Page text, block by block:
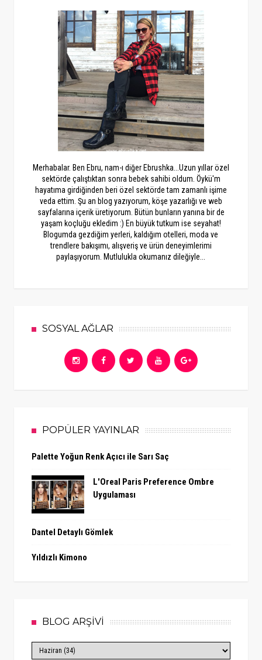
Merhabalar. Ben Ebru, nam-ı diğer Ebrushka...Uzun yıllar özel
sektörde çalıştıktan sonra bebek sahibi oldum. Öykü'm
hayatıma girdiğinden beri özel sektörde tam zamanlı işime
veda ettim. Şu an blog yazıyorum, köşe yazarlığı ve web
sayfalarına içerik üretiyorum. Bütün bunların yanına bir de
yaşam koçluğu ekledim :) En büyük tutkum ise seyahat!
Blogumda gezdiğim yerleri, kaldığım otelleri, moda ve
trendlere bakışımı, alışveriş ve ürün deneyimlerimi
paylaşıyorum. Mutlulukla okumanız dileğiyle...
SOSYAL AĞLAR
POPÜLER YAYINLAR
Palette Yoğun Renk Açıcı ile Sarı Saç
L'Oreal Paris Preference Ombre
Uygulaması
Dantel Detaylı Gömlek
Yıldızlı Kimono
BLOG ARŞİVİ